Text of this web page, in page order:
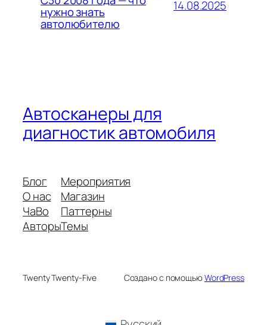
нужно знать
автолюбителю
14.08.2025
Автосканеры для
диагностик автомобиля
Блог
О нас
ЧаВо
Авторы
Мероприятия
Магазин
Паттерны
Темы
Twenty Twenty-Five Создано с помощьюWordPress